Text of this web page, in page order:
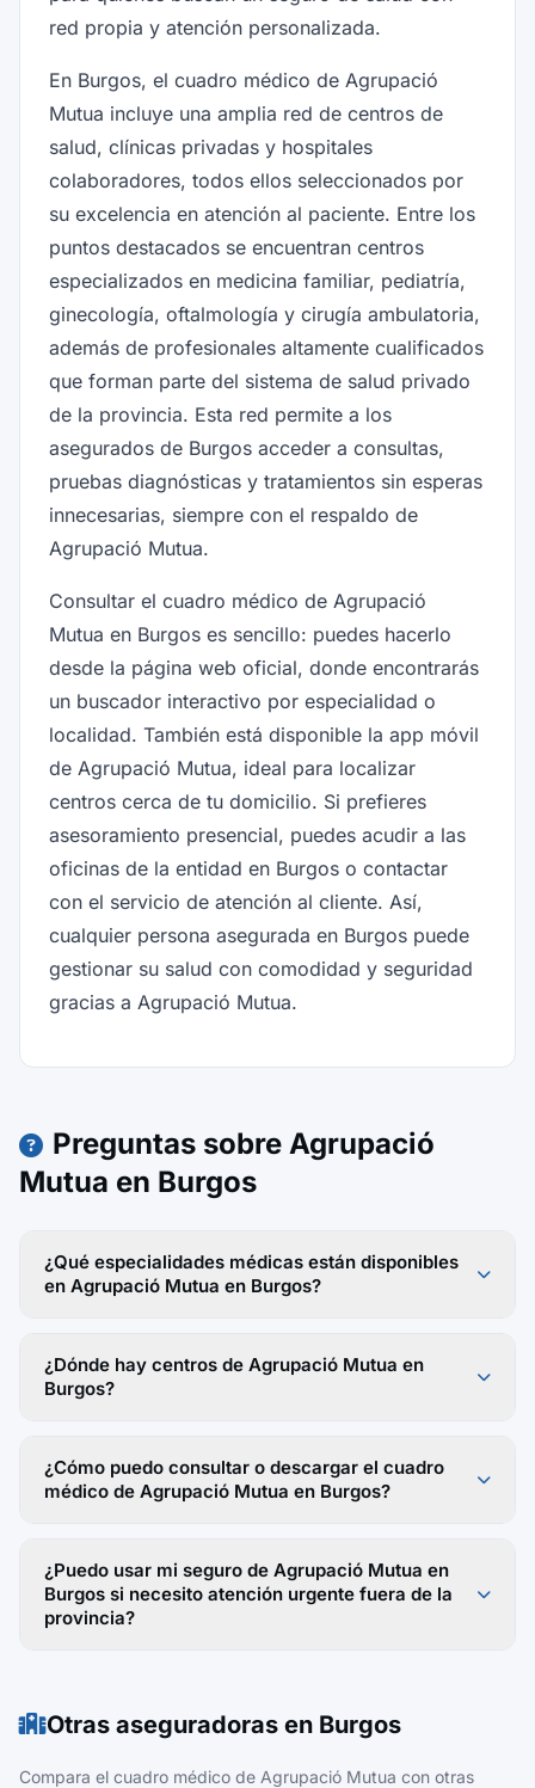
red propia y atención personalizada.
En Burgos, el cuadro médico de Agrupació
Mutua incluye una amplia red de centros de
salud, clínicas privadas y hospitales
colaboradores, todos ellos seleccionados por
su excelencia en atención al paciente. Entre los
puntos destacados se encuentran centros
especializados en medicina familiar, pediatría,
ginecología, oftalmología y cirugía ambulatoria,
además de profesionales altamente cualificados
que forman parte del sistema de salud privado
de la provincia. Esta red permite a los
asegurados de Burgos acceder a consultas,
pruebas diagnósticas y tratamientos sin esperas
innecesarias, siempre con el respaldo de
Agrupació Mutua.
Consultar el cuadro médico de Agrupació
Mutua en Burgos es sencillo: puedes hacerlo
desde la página web oficial, donde encontrarás
un buscador interactivo por especialidad o
localidad. También está disponible la app móvil
de Agrupació Mutua, ideal para localizar
centros cerca de tu domicilio. Si prefieres
asesoramiento presencial, puedes acudir a las
oficinas de la entidad en Burgos o contactar
con el servicio de atención al cliente. Así,
cualquier persona asegurada en Burgos puede
gestionar su salud con comodidad y seguridad
gracias a Agrupació Mutua.
Preguntas sobre Agrupació
Mutua en Burgos
¿Qué especialidades médicas están disponibles
en Agrupació Mutua en Burgos?
¿Dónde hay centros de Agrupació Mutua en
Burgos?
¿Cómo puedo consultar o descargar el cuadro
médico de Agrupació Mutua en Burgos?
¿Puedo usar mi seguro de Agrupació Mutua en
Burgos si necesito atención urgente fuera de la
provincia?
Otras aseguradoras en Burgos
Compara el cuadro médico de Agrupació Mutua con otras